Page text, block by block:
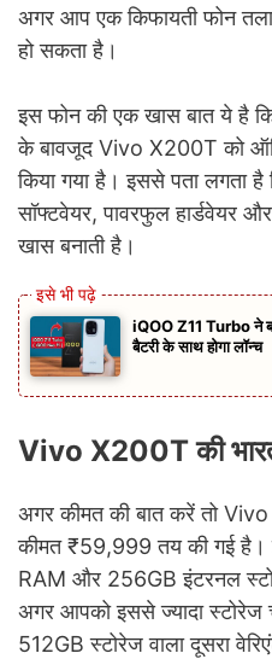
अगर आप एक किफायती फोन
हो सकता है।
इस फोन की एक खास बात ये है
के बावजूद Vivo X200T को
किया गया है। इससे पता लगता
सॉफ्टवेयर, पावरफुल हार्डवेयर
खास बनाती है।
iQOO Z11 Turbo ने
बैटरी के साथ होगा लॉन्च
Vivo X200T की
अगर कीमत की बात करें तो
कीमत ₹59,999 तय की गई
RAM और 256GB इंटरनल
अगर आपको इससे ज्यादा
512GB स्टोरेज वाला दूसरा